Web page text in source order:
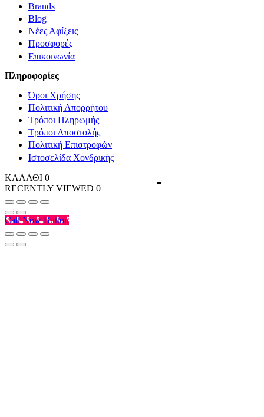
Brands
Blog
Νέες Αφίξεις
Προσφορές
Επικοινωνία
Πληροφορίες
Όροι Χρήσης
Πολιτική Απορρήτου
Τρόποι Πληρωμής
Τρόποι Αποστολής
Πολιτική Επιστροφών
Ιστοσελίδα Χονδρικής
ΚΑΛΑΘΙ 0
RECENTLY VIEWED 0
Call Now Button